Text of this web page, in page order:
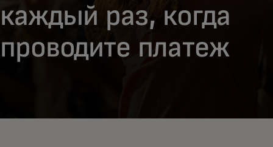
каждый раз, когда
проводите платеж